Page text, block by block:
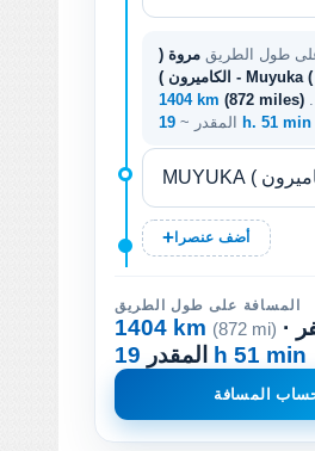
طول الطريق مروة (
1404 km (872 miles)
المقدر ~ 19 h. 51 min
أضف عنصرا
المسافة على طول الطريق
1404 km (872 mi) · وقت السفر
المقدر 19 h 51 min
المسافة